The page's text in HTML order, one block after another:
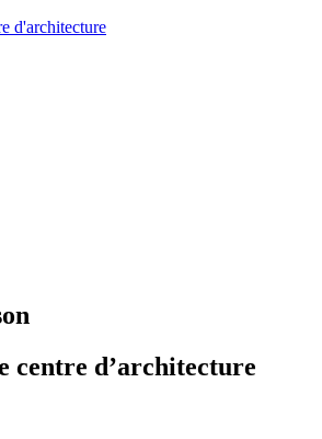
d'architecture
centre d’architecture